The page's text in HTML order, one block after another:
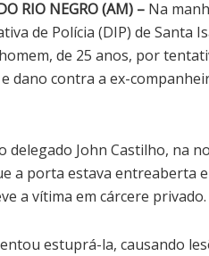
RIO NEGRO (AM) – Na
de Polícia (DIP) de Santa
de 25 anos, por
dano contra a ex-
delegado John Castilho, na
a porta estava entreaberta
a vítima em cárcere privado.
estuprá-la, causando